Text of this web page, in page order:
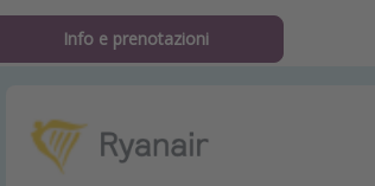
Info e prenotazioni